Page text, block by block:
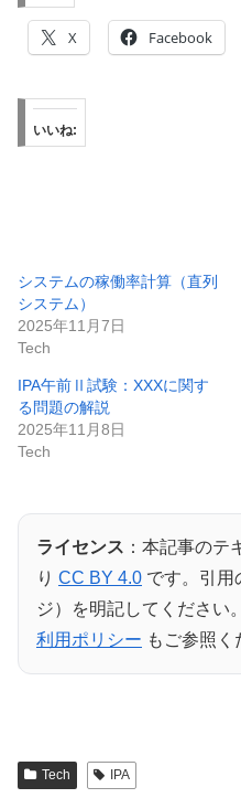
X Facebook
いいね:
システムの稼働率計算（直列
システム）
2025年11月7日
Tech
IPA午前Ⅱ試験：XXXに関す
る問題の解説
2025年11月8日
Tech
ライセンス ：本記事のテ
り CC BY 4.0 です。引用
ジ）を明記してください。
利用ポリシー もご参照く
Tech IPA